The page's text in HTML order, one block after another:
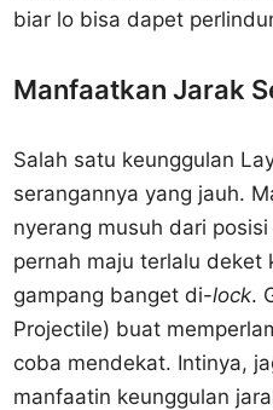
biar lo bisa dapet
Manfaatkan Jarak
Salah satu keunggulan
serangannya yang jauh.
nyerang musuh dari
pernah maju terlalu deket
gampang banget di-lock.
Projectile) buat
coba mendekat. Intinya,
manfaatin keunggulan